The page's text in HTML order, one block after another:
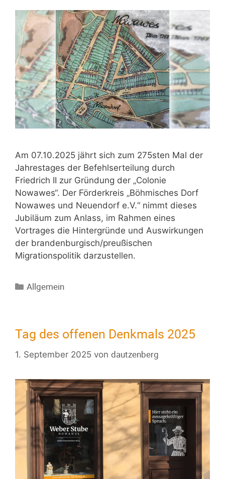
Am 07.10.2025 jährt sich zum 275sten Mal der
Jahrestages der Befehlserteilung durch
Friedrich II zur Gründung der „Colonie
Nowawes“. Der Förderkreis „Böhmisches Dorf
Nowawes und Neuendorf e.V.“ nimmt dieses
Jubiläum zum Anlass, im Rahmen eines
Vortrages die Hintergründe und Auswirkungen
der brandenburgisch/preußischen
Migrationspolitik darzustellen.
Allgemein
Tag des offenen Denkmals 2025
1. September 2025 von dautzenberg